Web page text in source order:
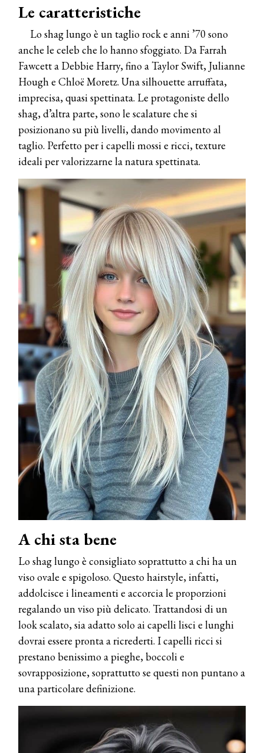
Le caratteristiche
Lo shag lungo è un taglio rock e anni ’70 sono
anche le celeb che lo hanno sfoggiato. Da Farrah
Fawcett a Debbie Harry, fino a Taylor Swift, Julianne
Hough e Chloë Moretz. Una silhouette arruffata,
imprecisa, quasi spettinata. Le protagoniste dello
shag, d’altra parte, sono le scalature che si
posizionano su più livelli, dando movimento al
taglio. Perfetto per i capelli mossi e ricci, texture
ideali per valorizzarne la natura spettinata.
A chi sta bene
Lo shag lungo è consigliato soprattutto a chi ha un
viso ovale e spigoloso. Questo hairstyle, infatti,
addolcisce i lineamenti e accorcia le proporzioni
regalando un viso più delicato. Trattandosi di un
look scalato, sia adatto solo ai capelli lisci e lunghi
dovrai essere pronta a ricrederti. I capelli ricci si
prestano benissimo a pieghe, boccoli e
sovrapposizione, soprattutto se questi non puntano a
una particolare definizione.